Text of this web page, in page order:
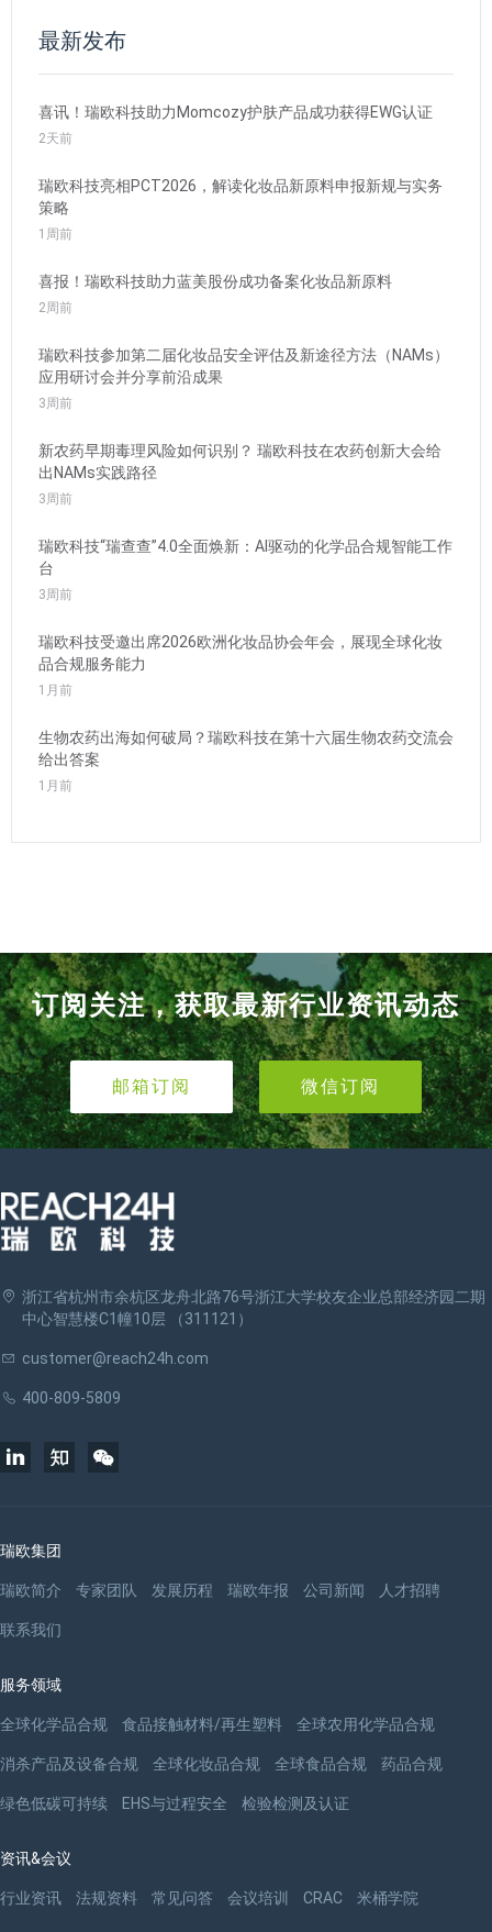
最新发布
喜讯！瑞欧科技助力Momcozy护肤产品成功获得EWG认证
2天前
瑞欧科技亮相PCT2026，解读化妆品新原料申报新规与实务
策略
1周前
喜报！瑞欧科技助力蓝美股份成功备案化妆品新原料
2周前
瑞欧科技参加第二届化妆品安全评估及新途径方法（NAMs）
应用研讨会并分享前沿成果
3周前
新农药早期毒理风险如何识别？ 瑞欧科技在农药创新大会给
出NAMs实践路径
3周前
瑞欧科技“瑞查查”4.0全面焕新：AI驱动的化学品合规智能工作
台
3周前
瑞欧科技受邀出席2026欧洲化妆品协会年会，展现全球化妆
品合规服务能力
1月前
生物农药出海如何破局？瑞欧科技在第十六届生物农药交流会
给出答案
1月前
订阅关注，获取最新行业资讯动态
邮箱订阅 微信订阅
浙江省杭州市余杭区龙舟北路76号浙江大学校友企业总部经济园二期
中心智慧楼C1幢10层 （311121）
customer@reach24h.com
400-809-5809
瑞欧集团
瑞欧简介 专家团队 发展历程 瑞欧年报 公司新闻 人才招聘
联系我们
服务领域
全球化学品合规 食品接触材料/再生塑料 全球农用化学品合规
消杀产品及设备合规 全球化妆品合规 全球食品合规 药品合规
绿色低碳可持续 EHS与过程安全 检验检测及认证
资讯&会议
行业资讯 法规资料 常见问答 会议培训 CRAC 米桶学院